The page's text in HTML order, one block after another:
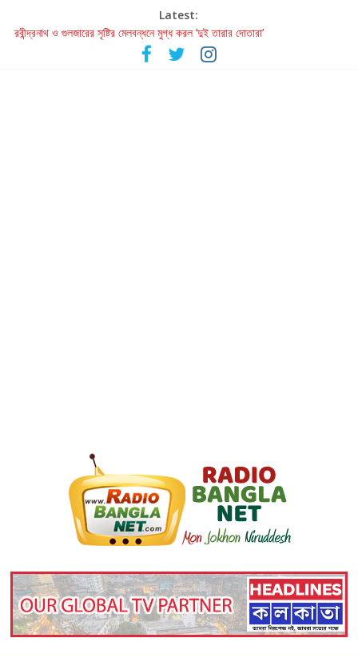
Latest:
রবীন্দ্রনাথ ও গুলজারের সৃষ্টির মেলবন্ধনে মুগ্ধ করল ‘দুই তারার দোতারা’
কলের গান থেকে রীলস্ — বাঙালির গান শোনার বিবর্তনের গল্প
জগন্নাথমঙ্গলম্ — বাংলায় প্রথমবার মঞ্চে এবার রথযাত্রার উদযাপন